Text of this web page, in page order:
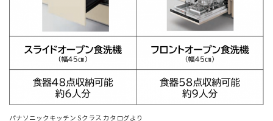
パナソニックキッチン Sクラス カタログより